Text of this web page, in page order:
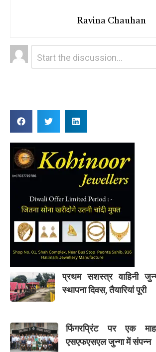
Ravina Chauhan
Leave
a
Comment
प्रथम सशस्त्र वाहिनी
स्थापना दिवस, तैयारियां पूरी
फिंगरप्रिंट पर एक
एसएफएसएल जुन्गा में संपन्न